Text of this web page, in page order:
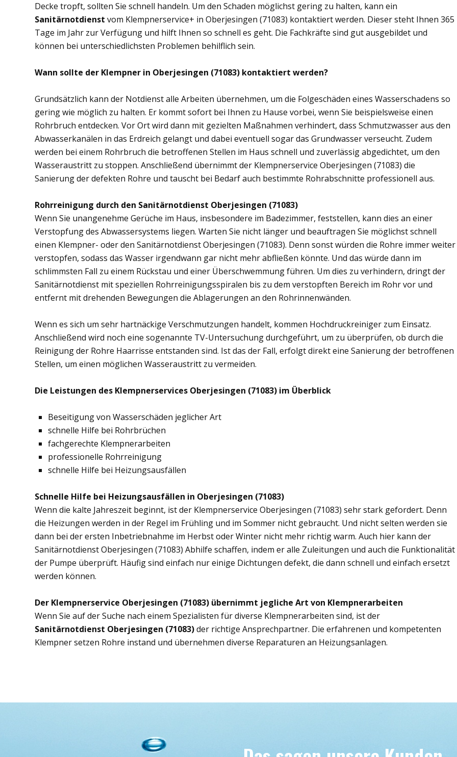
Decke tropft, sollten Sie schnell handeln. Um den Schaden möglichst gering zu halten, kann ein
Sanitärnotdienst vom Klempnerservice+ in Oberjesingen (71083) kontaktiert werden. Dieser steht Ihnen 365
Tage im Jahr zur Verfügung und hilft Ihnen so schnell es geht. Die Fachkräfte sind gut ausgebildet und
können bei unterschiedlichsten Problemen behilflich sein.
Wann sollte der Klempner in Oberjesingen (71083) kontaktiert werden?
Grundsätzlich kann der Notdienst alle Arbeiten übernehmen, um die Folgeschäden eines Wasserschadens so
gering wie möglich zu halten. Er kommt sofort bei Ihnen zu Hause vorbei, wenn Sie beispielsweise einen
Rohrbruch entdecken. Vor Ort wird dann mit gezielten Maßnahmen verhindert, dass Schmutzwasser aus den
Abwasserkanälen in das Erdreich gelangt und dabei eventuell sogar das Grundwasser verseucht. Zudem
werden bei einem Rohrbruch die betroffenen Stellen im Haus schnell und zuverlässig abgedichtet, um den
Wasseraustritt zu stoppen. Anschließend übernimmt der Klempnerservice Oberjesingen (71083) die
Sanierung der defekten Rohre und tauscht bei Bedarf auch bestimmte Rohrabschnitte professionell aus.
Rohrreinigung durch den Sanitärnotdienst Oberjesingen (71083)
Wenn Sie unangenehme Gerüche im Haus, insbesondere im Badezimmer, feststellen, kann dies an einer
Verstopfung des Abwassersystems liegen. Warten Sie nicht länger und beauftragen Sie möglichst schnell
einen Klempner- oder den Sanitärnotdienst Oberjesingen (71083). Denn sonst würden die Rohre immer weiter
verstopfen, sodass das Wasser irgendwann gar nicht mehr abfließen könnte. Und das würde dann im
schlimmsten Fall zu einem Rückstau und einer Überschwemmung führen. Um dies zu verhindern, dringt der
Sanitärnotdienst mit speziellen Rohrreinigungsspiralen bis zu dem verstopften Bereich im Rohr vor und
entfernt mit drehenden Bewegungen die Ablagerungen an den Rohrinnenwänden.
Wenn es sich um sehr hartnäckige Verschmutzungen handelt, kommen Hochdruckreiniger zum Einsatz.
Anschließend wird noch eine sogenannte TV-Untersuchung durchgeführt, um zu überprüfen, ob durch die
Reinigung der Rohre Haarrisse entstanden sind. Ist das der Fall, erfolgt direkt eine Sanierung der betroffenen
Stellen, um einen möglichen Wasseraustritt zu vermeiden.
Die Leistungen des Klempnerservices Oberjesingen (71083) im Überblick
Beseitigung von Wasserschäden jeglicher Art
schnelle Hilfe bei Rohrbrüchen
fachgerechte Klempnerarbeiten
professionelle Rohrreinigung
schnelle Hilfe bei Heizungsausfällen
Schnelle Hilfe bei Heizungsausfällen in Oberjesingen (71083)
Wenn die kalte Jahreszeit beginnt, ist der Klempnerservice Oberjesingen (71083) sehr stark gefordert. Denn
die Heizungen werden in der Regel im Frühling und im Sommer nicht gebraucht. Und nicht selten werden sie
dann bei der ersten Inbetriebnahme im Herbst oder Winter nicht mehr richtig warm. Auch hier kann der
Sanitärnotdienst Oberjesingen (71083) Abhilfe schaffen, indem er alle Zuleitungen und auch die Funktionalität
der Pumpe überprüft. Häufig sind einfach nur einige Dichtungen defekt, die dann schnell und einfach ersetzt
werden können.
Der Klempnerservice Oberjesingen (71083) übernimmt jegliche Art von Klempnerarbeiten
Wenn Sie auf der Suche nach einem Spezialisten für diverse Klempnerarbeiten sind, ist der
Sanitärnotdienst Oberjesingen (71083)der richtige Ansprechpartner. Die erfahrenen und kompetenten
Klempner setzen Rohre instand und übernehmen diverse Reparaturen an Heizungsanlagen.